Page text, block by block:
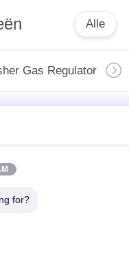
Alle
Gas Regulator
van de
for?